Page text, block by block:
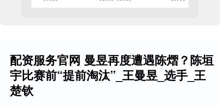
配资服务官网 曼昱再度遭遇陈熠？陈垣
宇比赛前“提前淘汰”_王曼昱_选手_王
楚钦